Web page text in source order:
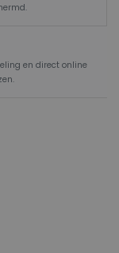
en direct online